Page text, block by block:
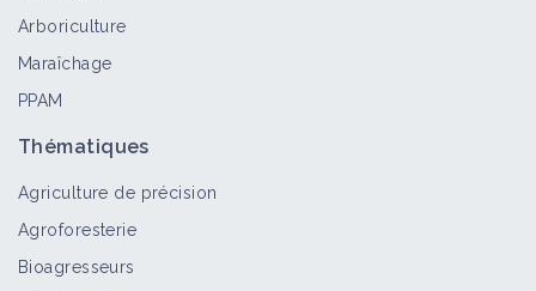
Arboriculture
Maraîchage
PPAM
Thématiques
Agriculture de précision
Agroforesterie
Bioagresseurs